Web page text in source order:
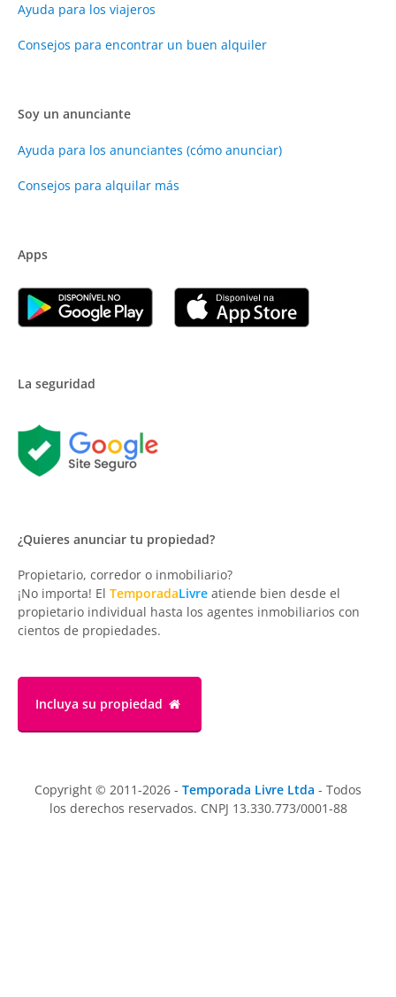
Ayuda para los viajeros
Consejos para encontrar un buen alquiler
Soy un anunciante
Ayuda para los anunciantes (cómo anunciar)
Consejos para alquilar más
Apps
La seguridad
¿Quieres anunciar tu propiedad?
Propietario, corredor o inmobiliario?
¡No importa! El TemporadaLivre atiende bien desde el
propietario individual hasta los agentes inmobiliarios con
cientos de propiedades.
Incluya su propiedad
Copyright © 2011-2026 - Temporada Livre Ltda - Todos
los derechos reservados. CNPJ 13.330.773/0001-88